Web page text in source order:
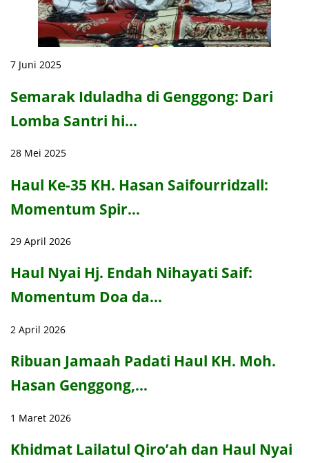
7 Juni 2025
Semarak Iduladha di Genggong: Dari
Lomba Santri hi…
28 Mei 2025
Haul Ke-35 KH. Hasan Saifourridzall:
Momentum Spir…
29 April 2026
Haul Nyai Hj. Endah Nihayati Saif:
Momentum Doa da…
2 April 2026
Ribuan Jamaah Padati Haul KH. Moh.
Hasan Genggong,…
1 Maret 2026
Khidmat Lailatul Qiro’ah dan Haul Nyai